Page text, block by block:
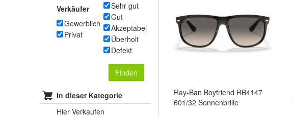
Verkäufer
Gewerblich
Privat
Sehr gut
Gut
Akzeptabel
Überholt
Defekt
Finden
In dieser Kategorie
Hier Verkaufen
Ray-Ban Boyfriend RB4147
601/32 Sonnenbrille